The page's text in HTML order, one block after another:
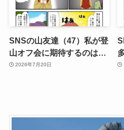
SNSの山友達（47）私が登
山オフ会に期待するのは…
2026年7月20日